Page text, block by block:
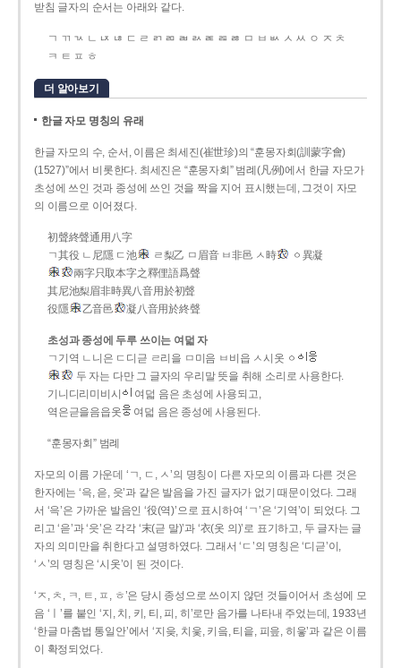
받침 글자의 순서는 아래와 같다.
ㄱ ㄲ ㄳ ㄴ ㄵ ㄶ ㄷ ㄹ ㄺ ㄻ ㄼ ㄽ ㄾ ㄿ ㅀ ㅁ ㅂ ㅄ ㅅ ㅆ ㅇ ㅈ ㅊ
ㅋ ㅌ ㅍ ㅎ
더 알아보기
한글 자모 명칭의 유래
한글 자모의 수, 순서, 이름은 최세진(崔世珍)의 “훈몽자회(訓蒙字會)
(1527)”에서 비롯한다. 최세진은 “훈몽자회” 범례(凡例)에서 한글 자모가
초성에 쓰인 것과 종성에 쓰인 것을 짝을 지어 표시했는데, 그것이 자모
의 이름으로 이어졌다.
初聲終聲通用八字
ㄱ其役 ㄴ尼隱 ㄷ池
ㄹ梨乙 ㅁ眉音 ㅂ非邑 ㅅ時
ㆁ異凝
兩字只取本字之釋俚語爲聲
其尼池梨眉非時異八音用於初聲
役隱
乙音邑 凝八音用於終聲
초성과 종성에 두루 쓰이는 여덟 자
ㄱ기역 ㄴ니은 ㄷ디귿 ㄹ리을 ㅁ미음 ㅂ비읍 ㅅ시옷 ㆁ
두 자는 다만 그 글자의 우리말 뜻을 취해 소리로 사용한다.
기니디리미비시
여덟 음은 초성에 사용되고,
역은귿을음읍옷
여덟 음은 종성에 사용된다.
“훈몽자회” 범례
자모의 이름 가운데 ‘ㄱ, ㄷ, ㅅ’의 명칭이 다른 자모의 이름과 다른 것은
한자에는 ‘윽, 읃, 읏’과 같은 발음을 가진 글자가 없기 때문이었다. 그래
서 ‘윽’은 가까운 발음인 ‘役(역)’으로 표시하여 ‘ㄱ’은 ‘기역’이 되었다. 그
리고 ‘읃’과 ‘읏’은 각각 ‘末(귿 말)’과 ‘衣(옷 의)’로 표기하고, 두 글자는 글
자의 의미만을 취한다고 설명하였다. 그래서 ‘ㄷ’의 명칭은 ‘디귿’이,
‘ㅅ’의 명칭은 ‘시옷’이 된 것이다.
‘ㅈ, ㅊ, ㅋ, ㅌ, ㅍ, ㅎ’은 당시 종성으로 쓰이지 않던 것들이어서 초성에 모
음 ‘ㅣ’를 붙인 ‘지, 치, 키, 티, 피, 히’로만 음가를 나타내 주었는데, 1933년
‘한글 마춤법 통일안’에서 ‘지읒, 치읓, 키읔, 티읕, 피읖, 히읗’과 같은 이름
이 확정되었다.